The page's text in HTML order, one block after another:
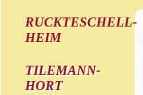
RUCKTESCHELL-
HEIM
TILEMANN-
HORT